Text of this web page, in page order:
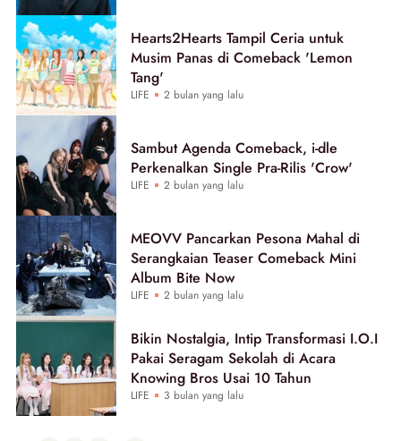
Hearts2Hearts Tampil Ceria untuk
Musim Panas di Comeback 'Lemon
Tang'
LIFE 2 bulan yang lalu
Sambut Agenda Comeback, i-dle
Perkenalkan Single Pra-Rilis 'Crow'
LIFE 2 bulan yang lalu
MEOVV Pancarkan Pesona Mahal di
Serangkaian Teaser Comeback Mini
Album Bite Now
LIFE 2 bulan yang lalu
Bikin Nostalgia, Intip Transformasi I.O.I
Pakai Seragam Sekolah di Acara
Knowing Bros Usai 10 Tahun
LIFE 3 bulan yang lalu